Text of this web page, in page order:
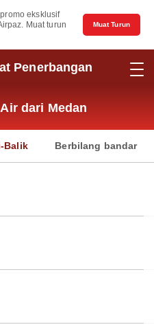
eksklusif
Muat turun
Muat Turun
Penerbangan
dari Medan
Balik Berbilang bandar